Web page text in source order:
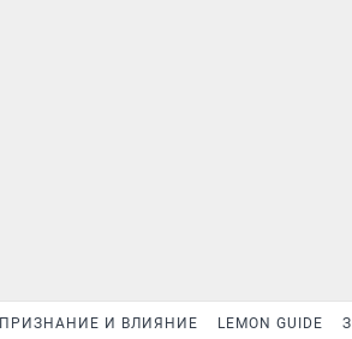
ПРИЗНАНИЕ И ВЛИЯНИЕ LEMON GUIDE